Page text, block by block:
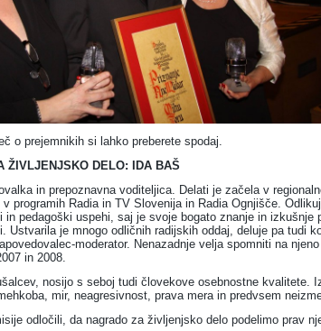
o prejemnikih si lahko preberete spodaj.
ŽIVLJENJSKO DELO: IDA BAŠ
in prepoznavna voditeljica. Delati je začela v
programih Radia in TV Slovenija in Radia Ognjišče.
pedagoški uspehi, saj je svoje bogato znanje in izkušnje
Ustvarila je mnogo odličnih radijskih oddaj, deluje pa tudi
moderator. Nenazadnje velja spomniti na
in 2008.
nosijo s seboj tudi človekove osebnostne kvalitete.
mir, neagresivnost, prava mera in predvsem
odločili, da nagrado za življenjsko delo podelimo prav